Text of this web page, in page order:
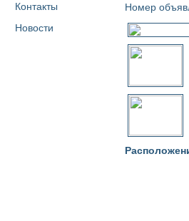
Контакты
Новости
Номер